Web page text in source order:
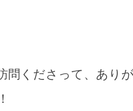
問くださって、あり